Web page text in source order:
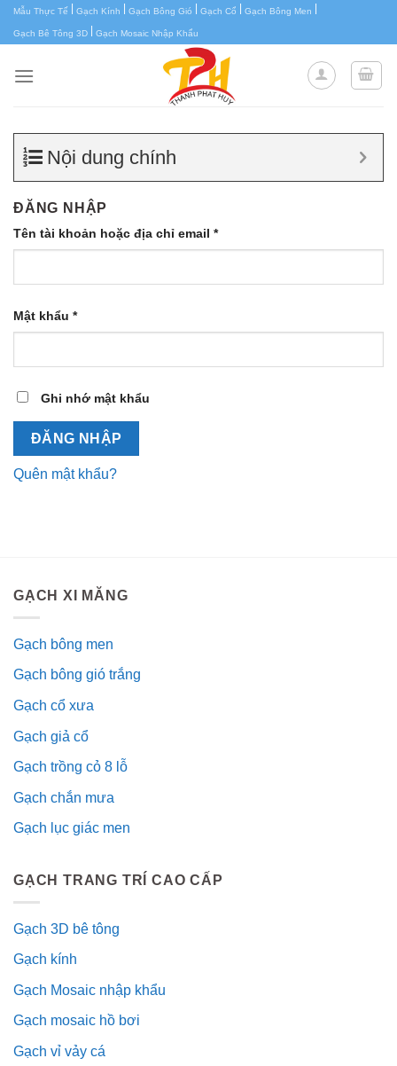
Chuyển
đến
dung
Mẫu Thực Tế Gạch Kính Gạch Bông Gió Gạch Cổ Gạch Bông Men
Gạch Bê Tông 3D Gạch Mosaic Nhập Khẩu
Nội dung chính
ĐĂNG NHẬP
Tên tài khoản hoặc địa chỉ email *
Mật khẩu *
Ghi nhớ mật khẩu
ĐĂNG NHẬP
Quên mật khẩu?
GẠCH XI MĂNG
Gạch bông men
Gạch bông gió trắng
Gạch cổ xưa
Gạch giả cổ
Gạch trồng cỏ 8 lỗ
Gạch chắn mưa
Gạch lục giác men
GẠCH TRANG TRÍ CAO CẤP
Gạch 3D bê tông
Gạch kính
Gạch Mosaic nhập khẩu
Gạch mosaic hồ bơi
Gạch vỉ vảy cá